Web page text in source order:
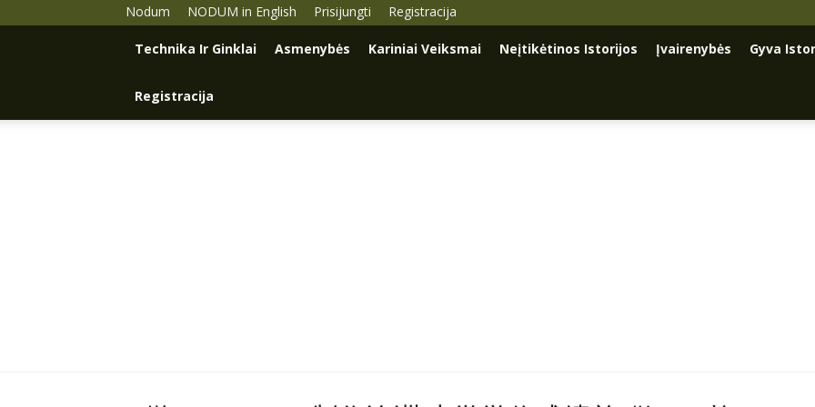
Nodum NODUM in English Prisijungti Registracija
Technika Ir Ginklai Asmenybės Kariniai Veiksmai Neįtikėtinos Istorijos Įvairenybės Gyva
Registracija